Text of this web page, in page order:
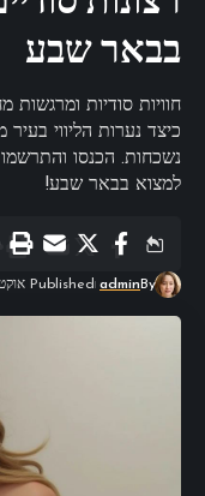
בבאר שבע
חוויות סודיות
כיצד נערות הליווי בעיר
נשכחות. הכנסו והתרשמו
למצוא בבאר שבע!
By
admin Published אוקטובר 31, 2024